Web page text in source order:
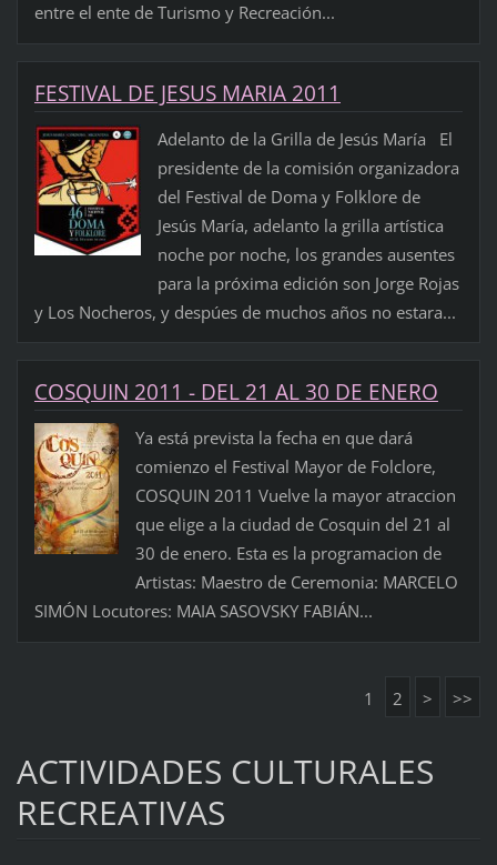
entre el ente de Turismo y Recreación...
FESTIVAL DE JESUS MARIA 2011
Adelanto de la Grilla de Jesús María El
presidente de la comisión organizadora
del Festival de Doma y Folklore de
Jesús María, adelanto la grilla artística
noche por noche, los grandes ausentes
para la próxima edición son Jorge Rojas
y Los Nocheros, y despúes de muchos años no estara...
COSQUIN 2011 - DEL 21 AL 30 DE ENERO
Ya está prevista la fecha en que dará
comienzo el Festival Mayor de Folclore,
COSQUIN 2011 Vuelve la mayor atraccion
que elige a la ciudad de Cosquin del 21 al
30 de enero. Esta es la programacion de
Artistas: Maestro de Ceremonia: MARCELO
SIMÓN Locutores: MAIA SASOVSKY FABIÁN...
1 2 > >>
ACTIVIDADES CULTURALES
RECREATIVAS